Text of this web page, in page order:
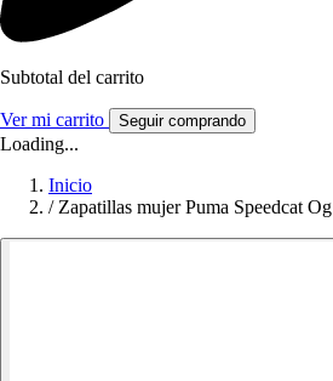
Subtotal del carrito
Ver mi carrito Seguir comprando
Loading...
Inicio
/ Zapatillas mujer Puma Speedcat Og